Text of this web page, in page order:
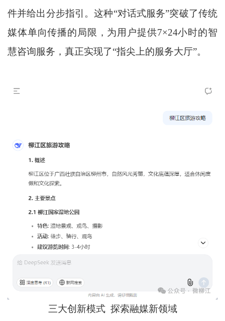
件并给出分步指引。这种“对话式服务”突破了传统
媒体单向传播的局限，为用户提供7×24小时的智
慧咨询服务，真正实现了“指尖上的服务大厅”。
三大创新模式 探索融媒新领域